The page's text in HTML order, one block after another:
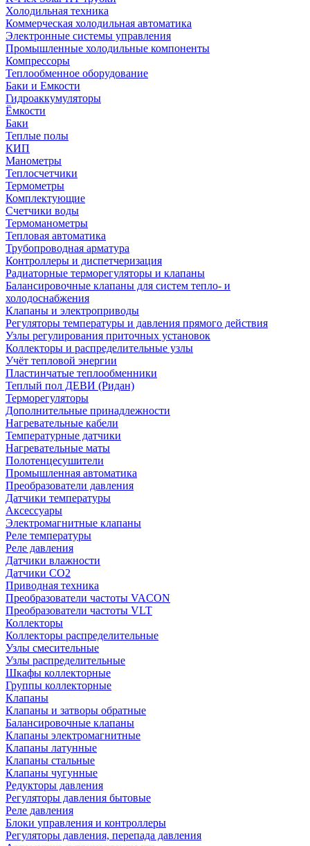
Холодильная техника
Коммерческая холодильная автоматика
Электронные системы управления
Промышленные холодильные компоненты
Компрессоры
Теплообменное оборудование
Баки и Емкости
Гидроаккумуляторы
Ёмкости
Баки
Теплые полы
КИП
Манометры
Теплосчетчики
Термометры
Комплектующие
Счетчики воды
Термоманометры
Тепловая автоматика
Трубопроводная арматура
Контроллеры и диспетчеризация
Радиаторные терморегуляторы и клапаны
Балансировочные клапаны для систем тепло- и
холодоснабжения
Клапаны и электроприводы
Регуляторы температуры и давления прямого действия
Узлы регулирования приточных установок
Коллекторы и распределительные узлы
Учёт тепловой энергии
Пластинчатые теплообменники
Теплый пол ДЕВИ (Ридан)
Терморегуляторы
Дополнительные принадлежности
Нагревательные кабели
Температурные датчики
Нагревательные маты
Полотенцесушители
Промышленная автоматика
Преобразователи давления
Датчики температуры
Аксессуары
Электромагнитные клапаны
Реле температуры
Реле давления
Датчики влажности
Датчики CO2
Приводная техника
Преобразователи частоты VACON
Преобразователи частоты VLT
Коллекторы
Коллекторы распределительные
Узлы смесительные
Узлы распределительные
Шкафы коллекторные
Группы коллекторные
Клапаны
Клапаны и затворы обратные
Балансировочные клапаны
Клапаны электромагнитные
Клапаны латунные
Клапаны стальные
Клапаны чугунные
Редукторы давления
Регуляторы давления бытовые
Реле давления
Блоки управления и контроллеры
Регуляторы давления, перепада давления